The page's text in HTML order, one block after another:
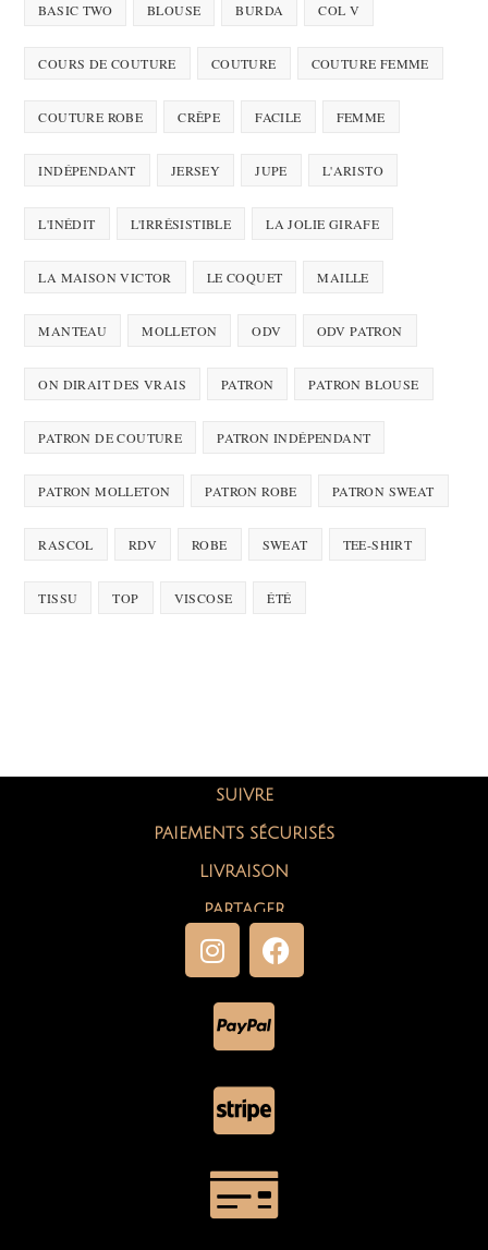
BASIC TWO BLOUSE BURDA COL V
COURS DE COUTURE COUTURE COUTURE FEMME
COUTURE ROBE CRÊPE FACILE FEMME
INDÉPENDANT JERSEY JUPE L'ARISTO
L'INÉDIT L'IRRÉSISTIBLE LA JOLIE GIRAFE
LA MAISON VICTOR LE COQUET MAILLE
MANTEAU MOLLETON ODV ODV PATRON
ON DIRAIT DES VRAIS PATRON PATRON BLOUSE
PATRON DE COUTURE PATRON INDÉPENDANT
PATRON MOLLETON PATRON ROBE PATRON SWEAT
RASCOL RDV ROBE SWEAT TEE-SHIRT
TISSU TOP VISCOSE ÉTÉ
SUIVRE
PAIEMENTS SÉCURISÉS
LIVRAISON
PARTAGER